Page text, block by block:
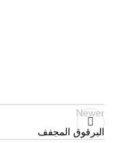
Newer
البرقوق المجفف